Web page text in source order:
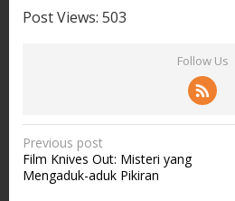
Post Views: 503
Follow Us
P
o
Previous post
Film Knives Out: Misteri yang
Mengaduk-aduk Pikiran